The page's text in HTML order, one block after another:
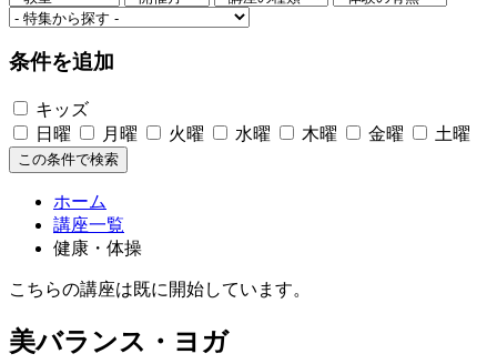
条件を追加
キッズ
日曜
月曜 火曜 水曜 木曜 金曜 土曜
この条件で検索
ホーム
講座一覧
健康・体操
こちらの講座は既に開始しています。
美バランス・ヨガ